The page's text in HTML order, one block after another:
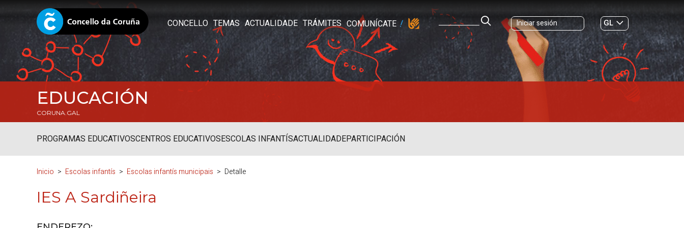
CONCELLO TEMAS ACTUALIDADE TRÁMITES COMUNÍCATE Iniciar sesión
GL
ES|
EDUCACIÓN
CORUNA.GAL
PROGRAMAS EDUCATIVOSCENTROS EDUCATIVOSESCOLAS INFANTÍSACTUALIDADEPARTICIPACIÓN
Inicio Escolas infantís Escolas infantís municipais Detalle
IES A Sardiñeira